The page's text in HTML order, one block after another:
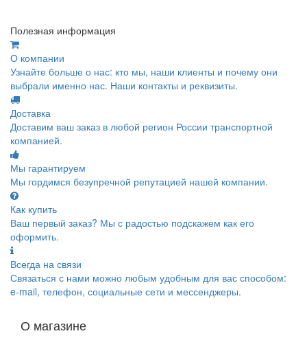
Полезная информация
О компании
Узнайте больше о нас: кто мы, наши клиенты и почему они
выбрали именно нас. Наши контакты и реквизиты.
Доставка
Доставим ваш заказ в любой регион России транспортной
компанией.
Мы гарантируем
Мы гордимся безупречной репутацией нашей компании.
Как купить
Ваш первый заказ? Мы с радостью подскажем как его
оформить.
Всегда на связи
Связаться с нами можно любым удобным для вас способом:
e-mail, телефон, социальные сети и мессенджеры.
О магазине